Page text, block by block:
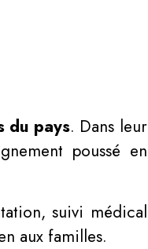
du pays. Dans leur
poussé en
suivi médical
aux familles.